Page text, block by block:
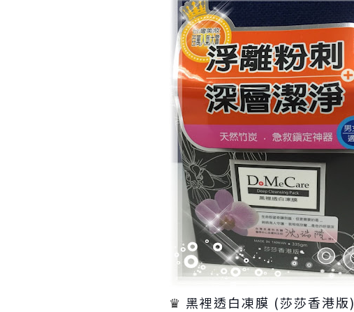
♛ 黑裡透白凍膜 (莎莎香港版)